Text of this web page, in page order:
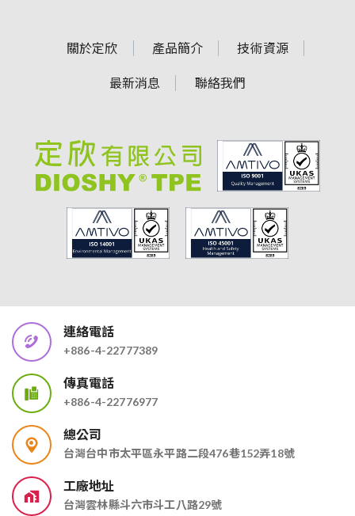
關於定欣 產品簡介 技術資源
最新消息 聯絡我們
連絡電話
+886-4-22777389
傳真電話
+886-4-22776977
總公司
台灣台中市太平區永平路二段476巷152弄18號
工廠地址
台灣雲林縣斗六市斗工八路29號